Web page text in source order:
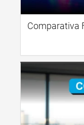
Comparativa